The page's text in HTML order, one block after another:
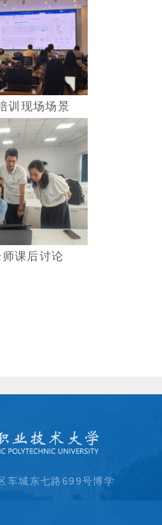
训现场场景
课后讨论
车城东七路699号博学